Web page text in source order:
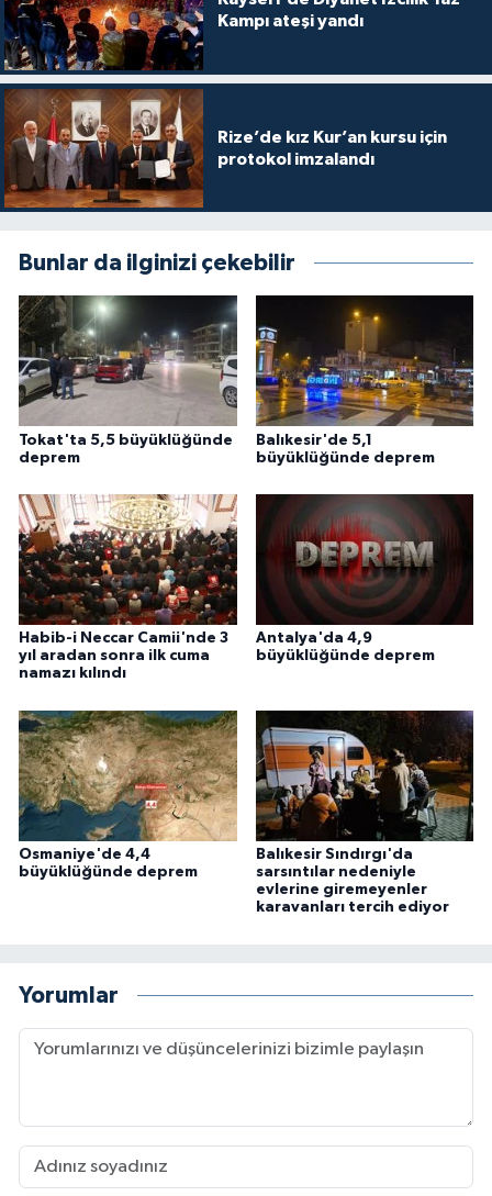
Kampı ateşi yandı
Rize’de kız Kur’an kursu için
protokol imzalandı
Bunlar da ilginizi çekebilir
Tokat'ta 5,5 büyüklüğünde
deprem
Balıkesir'de 5,1
büyüklüğünde deprem
Habib-i Neccar Camii'nde 3
yıl aradan sonra ilk cuma
namazı kılındı
Antalya'da 4,9
büyüklüğünde deprem
Osmaniye'de 4,4
büyüklüğünde deprem
Balıkesir Sındırgı'da
sarsıntılar nedeniyle
evlerine giremeyenler
karavanları tercih ediyor
Yorumlar
Çankırı Müftülüğü
Çorum Müftülüğü
Denizli Müftülüğü
Düzce Müftülüğü
Edirne Müftülüğü
Elazığ Müftülüğü
Erzincan Müftülüğü
Erzurum Müftülüğü
Eskişehir Müftülüğü
Gaziantep Müftülüğü
Giresun Müftülüğü
Gümüşhane Müftülüğü
Hakkari Müftülüğü
Hatay Müftülüğü
İstanbul Müftülüğü
İzmir Müftülüğü
Karabük Müftülüğü
Bilim, Teknoloji
Biyografiler
Diyanet TV
YAŞAM